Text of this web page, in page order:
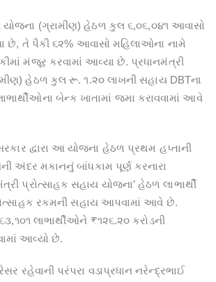
(ગ્રામીણ) હેઠળ કુલ ૬,૦૬,૦૪૧ આવાસો
છે, તે પૈકી ૬૨% આવાસો મહિલાઓના નામે
મંજૂર કરવામાં આવ્યા છે. પ્રધાનમંત્રી
હેઠળ કુલ રૂ. ૧.૨૦ લાખની સહાય DBTના
બેન્ક ખાતામાં જમા કરાવવામાં આવે
દ્વારા આ યોજના હેઠળ પ્રથમ હપ્તાની
અંદર મકાનનું બાંધકામ પૂર્ણ કરનારા
પ્રોત્સાહક સહાય યોજના’ હેઠળ લાભાર્થી
રકમની સહાય આપવામાં આવે છે.
લાભાર્થીઓને ₹૧૨૬.૨૦ કરોડની
આવ્યો છે.
રહેવાની પરંપરા વડાપ્રધાન નરેન્દ્રભાઈ